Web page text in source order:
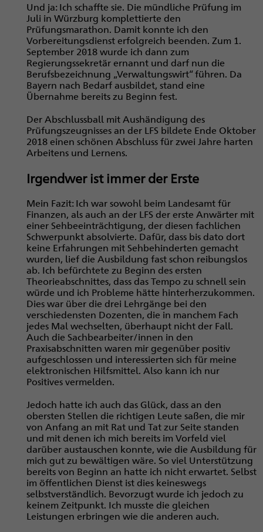
Und ja: Ich schaffte sie. Die mündliche Prüfung im
Juli in Würzburg komplettierte den
Prüfungsmarathon. Damit konnte ich den
Vorbereitungsdienst erfolgreich beenden. Zum 1.
September 2018 wurde ich dann zum
Regierungssekretär ernannt und darf nun die
Berufsbezeichnung „Verwaltungswirt“ führen. Da
Bayern nach Bedarf ausbildet, stand eine
Übernahme bereits zu Beginn fest.
Der Abschlussball mit Aushändigung des
Prüfungszeugnisses an der LFS bildete Ende Oktober
2018 einen schönen Abschluss für zwei Jahre harten
Arbeitens und Lernens.
Irgendwer ist immer der Erste
Mein Fazit: Ich war sowohl beim Landesamt für
Finanzen, als auch an der LFS der erste Anwärter mit
einer Sehbeeinträchtigung, der diesen fachlichen
Schwerpunkt absolvierte. Dafür, dass bis dato dort
keine Erfahrungen mit Sehbehinderten gemacht
wurden, lief die Ausbildung fast schon reibungslos
ab. Ich befürchtete zu Beginn des ersten
Theorieabschnittes, dass das Tempo zu schnell sein
würde und ich Probleme hätte hinterherzukommen.
Dies war über die drei Lehrgänge bei den
verschiedensten Dozenten, die in manchem Fach
jedes Mal wechselten, überhaupt nicht der Fall.
Auch die Sachbearbeiter/innen in den
Praxisabschnitten waren mir gegenüber positiv
aufgeschlossen und interessierten sich für meine
elektronischen Hilfsmittel. Also kann ich nur
Positives vermelden.
Jedoch hatte ich auch das Glück, dass an den
obersten Stellen die richtigen Leute saßen, die mir
von Anfang an mit Rat und Tat zur Seite standen
und mit denen ich mich bereits im Vorfeld viel
darüber austauschen konnte, wie die Ausbildung für
mich gut zu bewältigen wäre. So viel Unterstützung
bereits von Beginn an hatte ich nicht erwartet. Selbst
im öffentlichen Dienst ist dies keineswegs
selbstverständlich. Bevorzugt wurde ich jedoch zu
keinem Zeitpunkt. Ich musste die gleichen
Leistungen erbringen wie die anderen auch.